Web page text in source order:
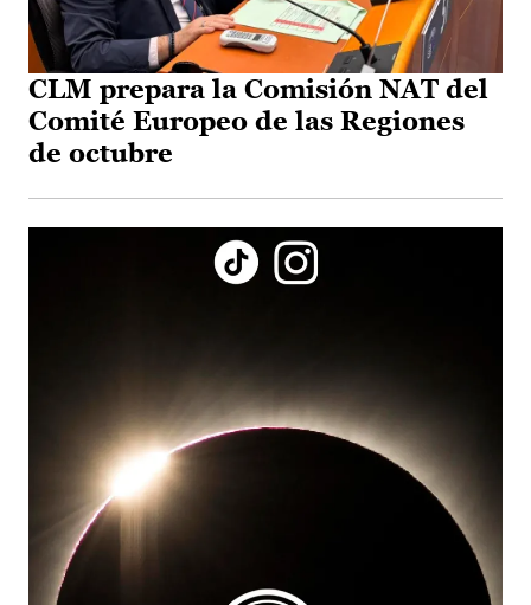
CLM prepara la Comisión NAT del
Comité Europeo de las Regiones
de octubre